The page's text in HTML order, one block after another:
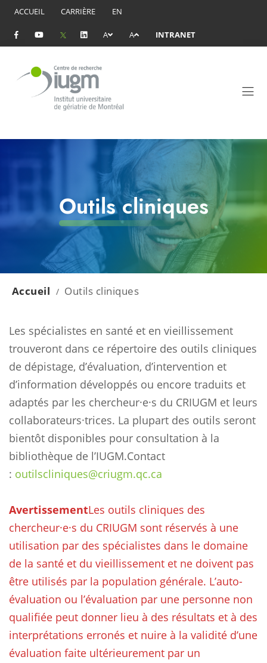
ACCUEIL CARRIÈRE EN
A A INTRANET
Outils cliniques
Accueil / Outils cliniques
Les spécialistes en santé et en vieillissement
trouveront dans ce répertoire des outils cliniques
de dépistage, d’évaluation, d’intervention et
d’information développés ou encore traduits et
adaptés par les chercheur·e·s du CRIUGM et leurs
collaborateurs·trices. La plupart des outils seront
bientôt disponibles pour consultation à la
bibliothèque de l’IUGM.Contact
: outilscliniques@criugm.qc.ca
AvertissementLes outils cliniques des
chercheur·e·s du CRIUGM sont réservés à une
utilisation par des spécialistes dans le domaine
de la santé et du vieillissement et ne doivent pas
être utilisés par la population générale. L’auto-
évaluation ou l’évaluation par une personne non
qualifiée peut donner lieu à des résultats et à des
interprétations erronés et nuire à la validité d’une
évaluation faite ultérieurement par un